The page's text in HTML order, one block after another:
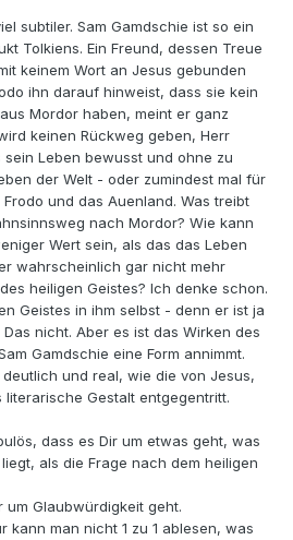
subtiler. Sam Gamdschie ist so ein
Tolkiens. Ein Freund, dessen Treue
keinem Wort an Jesus gebunden
ihn darauf hinweist, dass sie kein
Mordor haben, meint er ganz
keinen Rückweg geben, Herr
sein Leben bewusst und ohne zu
der Welt - oder zumindest mal für
und das Auenland. Was treibt
nach Mordor? Wie kann
Wert sein, als das das Leben
wahrscheinlich gar nicht mehr
heiligen Geistes? Ich denke schon.
Geistes in ihm selbst - denn er ist ja
nicht. Aber es ist das Wirken des
Gamdschie eine Form annimmt.
und real, wie die von Jesus,
Gestalt entgegentritt.
dass es Dir um etwas geht, was
als die Frage nach dem heiligen
Glaubwürdigkeit geht.
kann man nicht 1 zu 1 ablesen, was